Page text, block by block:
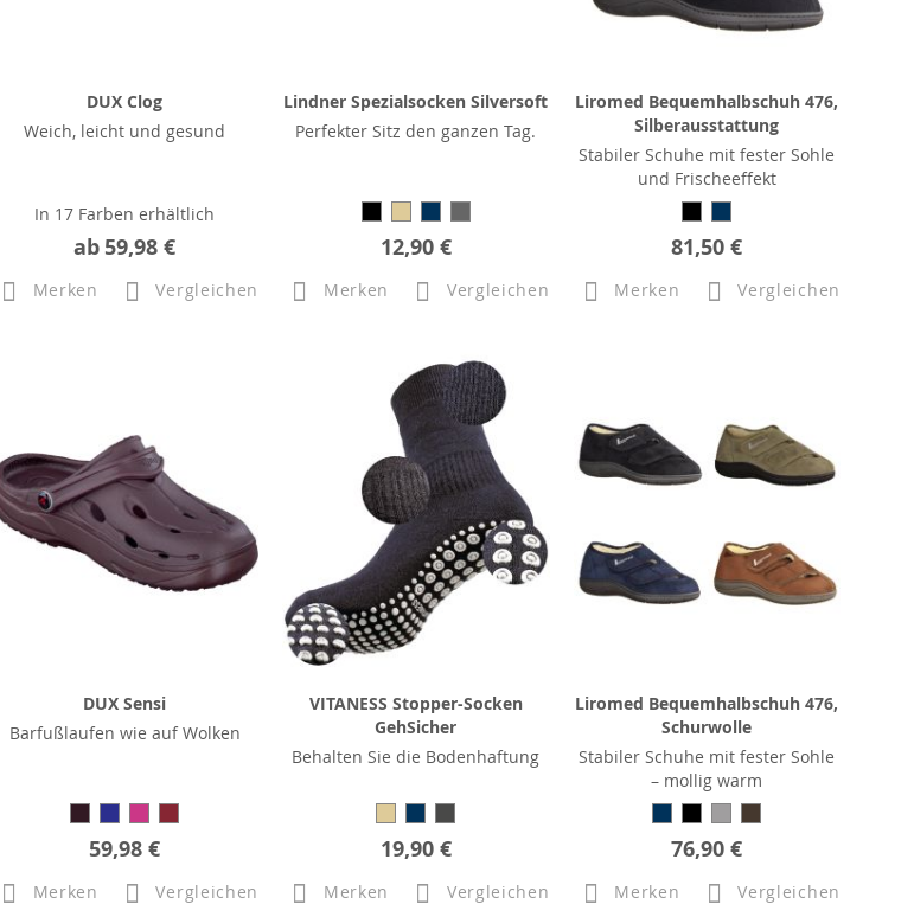
DUX Clog
Weich, leicht und gesund
In 17 Farben erhältlich
ab 59,98 €
Merken Vergleichen
Lindner Spezialsocken Silversoft
Perfekter Sitz den ganzen Tag.
12,90 €
Merken Vergleichen
Liromed Bequemhalbschuh 476,
Silberausstattung
Stabiler Schuhe mit fester Sohle
und Frischeeffekt
81,50 €
Merken Vergleichen
DUX Sensi
Barfußlaufen wie auf Wolken
59,98 €
Merken Vergleichen
VITANESS Stopper-Socken
GehSicher
Behalten Sie die Bodenhaftung
19,90 €
Merken Vergleichen
Liromed Bequemhalbschuh 476,
Schurwolle
Stabiler Schuhe mit fester Sohle
– mollig warm
76,90 €
Merken Vergleichen